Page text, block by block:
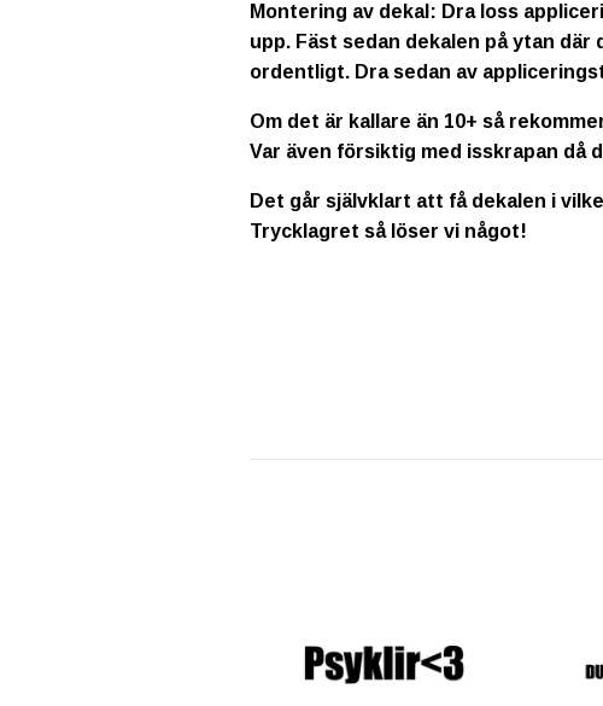
Montering av dekal: Dra loss
upp. Fäst sedan dekalen på ytan
ordentligt. Dra sedan av
Om det är kallare än 10+ så
Var även försiktig med isskrapan då
Det går självklart att få dekalen i
Trycklagret så löser vi något!